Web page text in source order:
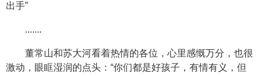
出手”
.......
董常山和苏大河看着热情的各位，心里感慨万分，也很
激动，眼眶湿润的点头：“你们都是好孩子，有情有义，但